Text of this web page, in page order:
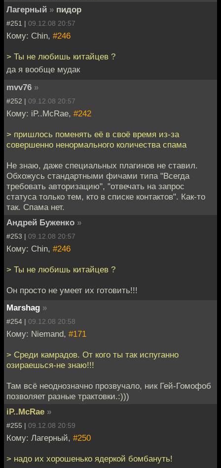
Лагерный » пидор
#251 | 09.12.08 20:57
Кому: Chin, #246
> Ты не любишь китайцев ?
да я вообще мудак
mvv76 »
#252 | 09.12.08 20:57
Кому: iP..McRae, #242
> пришлось поменять её в своё время из-за
совершенно ненормального количества спама
Не знаю, даже специальных плагинов не ставил.
Обхожусь стандартными фичами типа "Всегда
требовать авторизацию", "отвечать на запрос
статуса только тем, кто в списке контактов". Как-то
так. Спама нет.
Андрей Буженко »
#253 | 09.12.08 20:57
Кому: Chin, #246
> Ты не любишь китайцев ?
Он просто не умеет их готовить!!!
Marshag »
#254 | 09.12.08 20:58
Кому: Niemand, #171
> Среди камрадов. От кого ты так испуганно
озираешься-не знаю!!!
Там всё неоднозначно прозвучало, ник Гей-Гомофоб
позволяет разные трактовки.:)))
iP..McRae »
#255 | 09.12.08 20:59
Кому: Лагерный, #250
> надо их хорошенько ядеркой бомбануть!